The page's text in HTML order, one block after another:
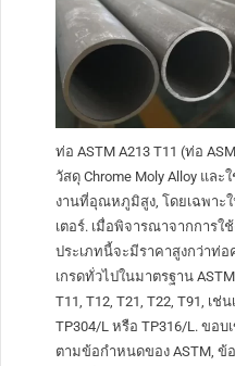
ท่อ ASTM A213 T11 (ท่อ
วัสดุ Chrome Moly Alloy แล
งานที่อุณหภูมิสูง, โดยเฉพาะ
เตอร์. เมื่อพิจารณาจากการ
ประเภทนี้จะมีราคาสูงกว่าท่
เกรดทั่วไปในมาตรฐาน
T11, T12, T21, T22, T91, เช่
TP304/L หรือ TP316/L. ขอบ
ตามข้อกำหนดของ ASTM, ข้